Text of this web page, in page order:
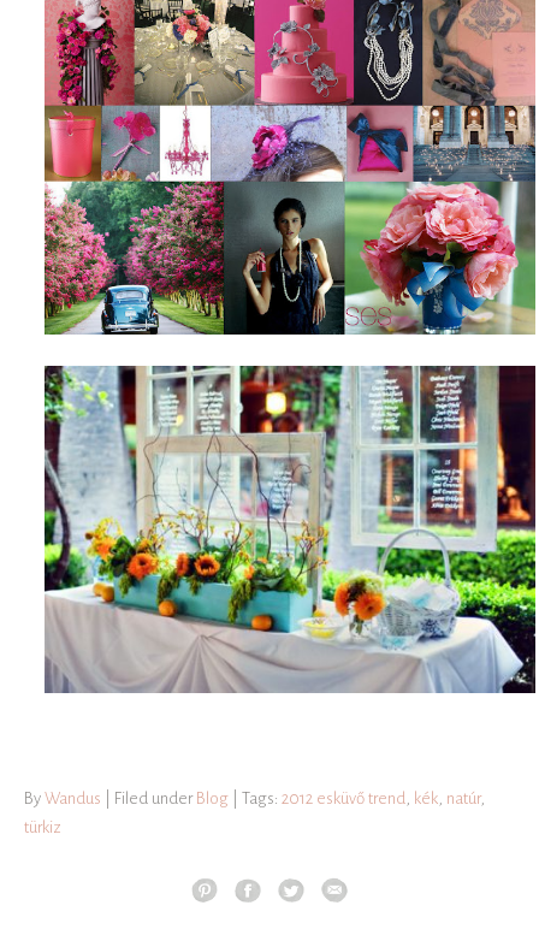
By Wandus | Filed under Blog | Tags: 2012 esküvő trend, kék, natúr,
türkiz